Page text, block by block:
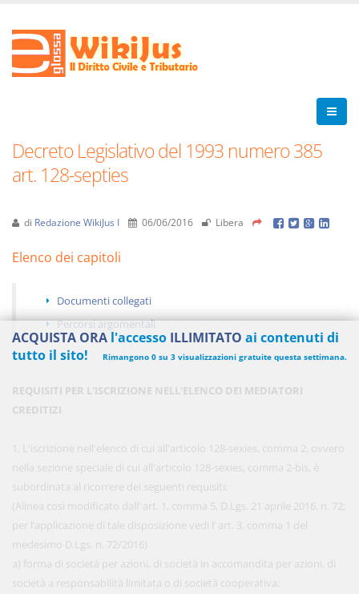
Decreto Legislativo del 1993 numero 385
art. 128-septies
di Redazione WikiJus I 06/06/2016 Libera
Elenco dei capitoli
Documenti collegati
Percorsi argomentali
REQUISITI PER L'ISCRIZIONE NELL'ELENCO DEI MEDIATORI
CREDITIZI
1. L'iscrizione nell'elenco di cui all'articolo 128-sexies, comma 2, ovvero
nella sezione speciale di cui all'articolo 128-sexies, comma 2-bis, è
subordinata al ricorrere dei seguenti requisiti:
(Alinea così modificato dall’ art. 1, comma 5, D.Lgs. 21 aprile 2016, n. 72;
per l’applicazione di tale disposizione vedi l’ art. 3, comma 1 del
medesimo D.Lgs. n. 72/2016)
a) forma di società per azioni, di società in accomandita per azioni, di
società a responsabilità limitata o di società cooperativa;
ACQUISTA ORA l'accesso ILLIMITATO ai contenuti di
tutto il sito!
Rimangono 0 su 3 visualizzazioni gratuite questa settimana.
anziché 570.00€ risparmi il 21%!
Acquista ora
48,00 €
Acquista ora